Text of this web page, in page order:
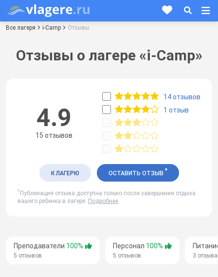
Все лагеря i-Camp Отзывы
Отзывы о лагере «i-Camp»
Преподаватели 100%
5 отзывов
Персонал 100%
5 отзывов 3 отзыва
4.9
15 отзывов
14 отзывов
1 отзыв
К ЛАГЕРЮ ОСТАВИТЬ ОТЗЫВ *
* Публикация отзыва доступна только после завершения отдыха
вашего ребенка в лагере. Подробнее